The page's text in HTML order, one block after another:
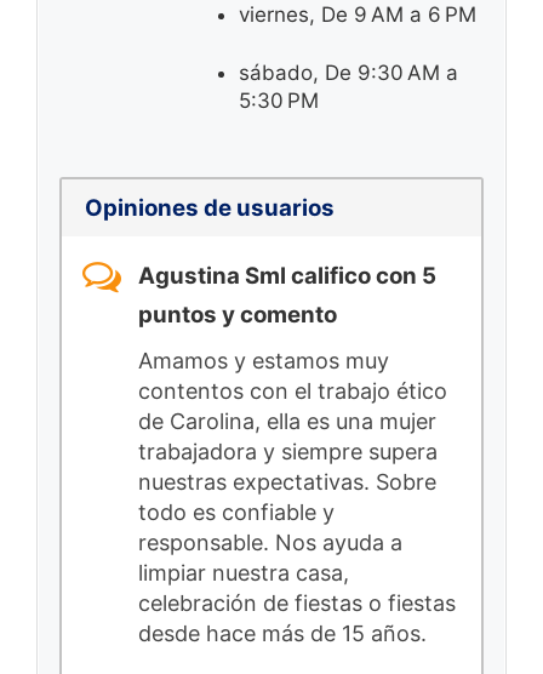
viernes, De 9 AM a 6 PM
sábado, De 9:30 AM a
5:30 PM
Opiniones de usuarios
Agustina Sml califico con 5
puntos y comento
Amamos y estamos muy
contentos con el trabajo ético
de Carolina, ella es una mujer
trabajadora y siempre supera
nuestras expectativas. Sobre
todo es confiable y
responsable. Nos ayuda a
limpiar nuestra casa,
celebración de fiestas o fiestas
desde hace más de 15 años.